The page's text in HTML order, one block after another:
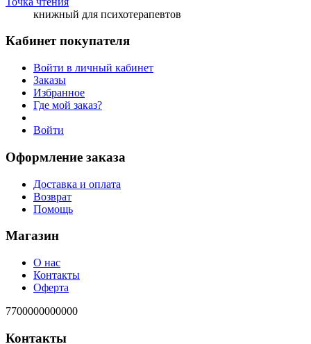
книжный для психотерапевтов
Кабинет покупателя
Войти в личный кабинет
Заказы
Избранное
Где мой заказ?
Войти
Оформление заказа
Доставка и оплата
Возврат
Помощь
Магазин
О нас
Контакты
Оферта
7700000000000
Контакты